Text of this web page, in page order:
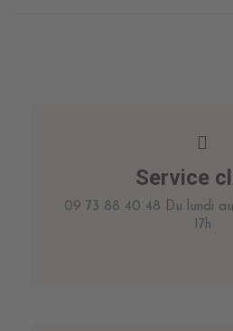
Service
09 73 88 40 48 Du lundi
17h